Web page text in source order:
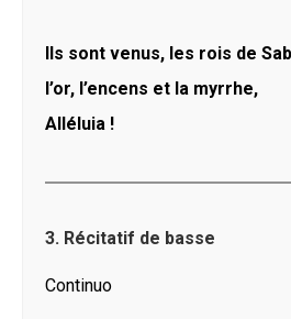
Ils sont venus, les rois de
l’or, l’encens et la myrrhe,
Alléluia !
3. Récitatif de basse
Continuo